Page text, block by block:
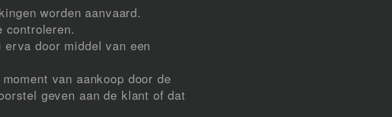
worden aanvaard.
controleren.
door middel van een
van aankoop door de
geven aan de klant of dat